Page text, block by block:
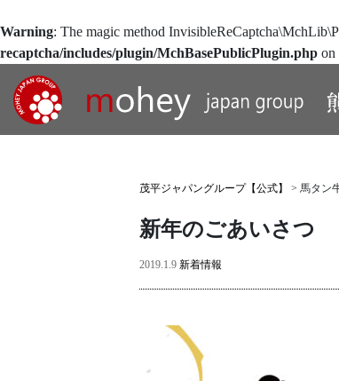
Warning: The magic method
recaptcha/includes/plugin/MchBasePublicPlugin.php on
茂平ジャパングループ【公式】 > 馬タン
新年のごあいさつ
2019.1.9 新着情報